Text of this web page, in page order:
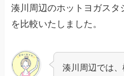
湊川周辺のホットヨガスタ
を比較いたしました。
湊川周辺では